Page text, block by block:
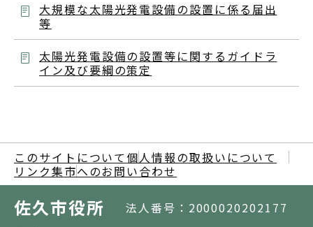
大規模な太陽光発電設備の設置に係る届出
等
太陽光発電設備の設置等に関するガイドラ
イン及び要綱の策定
このサイトについて 個人情報の取扱いについて
リンク集市へのお問い合わせ
佐久市役所 法人番号：2000020202177